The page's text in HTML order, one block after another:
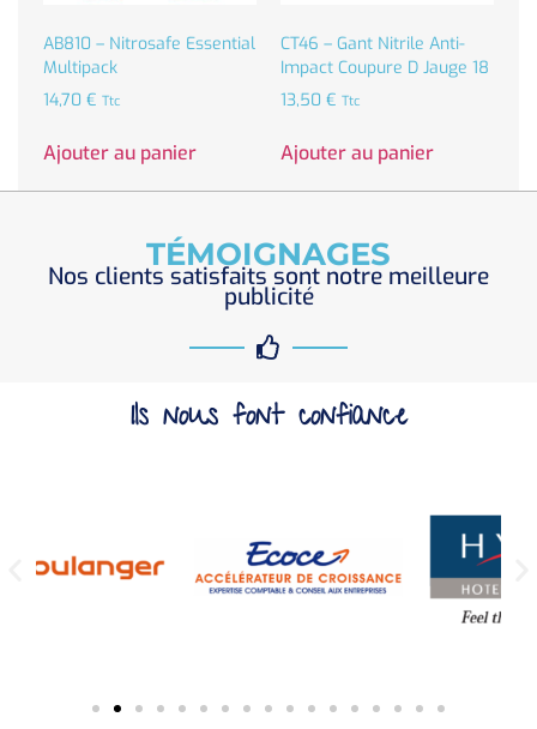
AB810 – Nitrosafe Essential
Multipack
14,70 € Ttc
Ajouter au panier
CT46 – Gant Nitrile Anti-
Impact Coupure D Jauge 18
13,50 € Ttc
Ajouter au panier
TÉMOIGNAGES
Nos clients satisfaits sont notre meilleure
publicité
Ils nous font confiance